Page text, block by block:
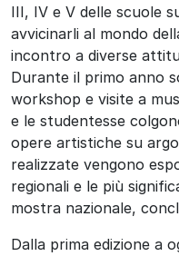
III, IV e V delle scuole
avvicinarli al mondo
incontro a diverse
Durante il primo anno
workshop e visite a
e le studentesse
opere artistiche su
realizzate vengono
regionali e le più
mostra nazionale,
Dalla prima edizione a